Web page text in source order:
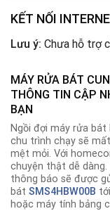
KẾT NỐI
Lưu ý: Chưa hỗ trợ
MÁY RỬA BÁT
THÔNG TIN CẬP
BẠN
Ngồi đợi máy rửa bát
chu trình chạy sẽ
mệt mỏi. Với
chuyện thật dễ dàng.
thông báo sẽ được
bát SMS4HBW00B
hoặc máy tính bảng